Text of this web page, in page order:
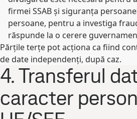
firmei SSAB și siguranța
persoane, pentru a investiga
răspunde la o cerere
Părțile terțe pot acționa ca fiind
de date independenți, după caz.
4. Transferul
caracter